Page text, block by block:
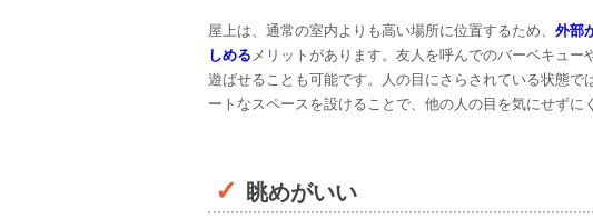
屋上は、通常の室内よりも高い場所に位置するため、外部
しめる メリットがあります。友人を呼んでのバーベキュ
遊ばせることも可能です。人の目にさらされている状態
ートなスペースを設けることで、他の人の目を気にせずに
眺めがいい